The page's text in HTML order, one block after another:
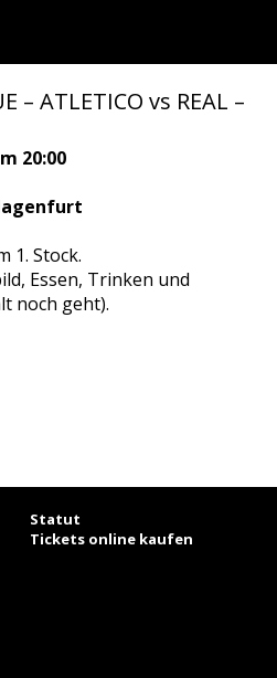
– ATLETICO vs REAL –
20:00
1. Stock.
Essen, Trinken und
noch geht).
Statut
Tickets online kaufen